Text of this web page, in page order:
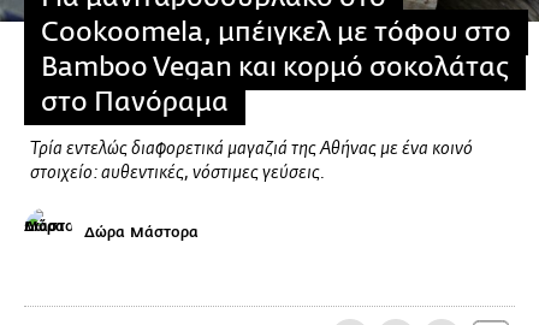
Cookoomela, μπέιγκελ με τόφου στο
Bamboo Vegan και κορμό σοκολάτας
στο Πανόραμα
Τρία εντελώς διαφορετικά μαγαζιά της Αθήνας με ένα κοινό
στοιχείο: αυθεντικές, νόστιμες γεύσεις.
Δώρα Μάστορα